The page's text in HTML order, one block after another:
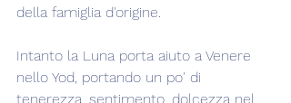
della famiglia d'origine.
Intanto la Luna porta aiuto a Venere
nello Yod, portando un po' di
tenerezza, sentimento, dolcezza nel